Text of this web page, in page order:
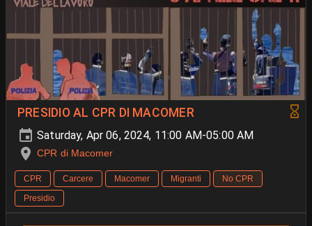
PRESIDIO AL CPR DI MACOMER
Saturday, Apr 06, 2024, 11:00 AM-05:00 AM
CPR di Macomer
CPR Carcere Macomer Migranti
No CPR
Presidio